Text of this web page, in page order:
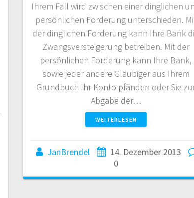
Ihrem Fall wird zwischen einer dinglichen
persönlichen Forderung unterschieden.
der dinglichen Forderung kann Ihre Bank
Zwangsversteigerung betreiben. Mit der
persönlichen Forderung kann Ihre Bank,
sowie jeder andere Gläubiger aus Ihrem
Grundbuch Ihr Konto pfänden oder Sie
Abgabe der…
WEITERLESEN
JanBrendel
14. Dezember 2013
0